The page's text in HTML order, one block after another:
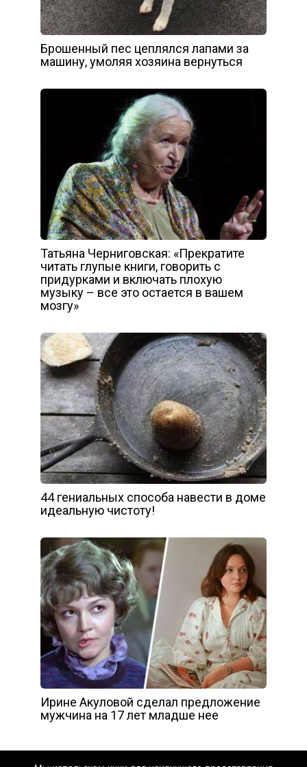
Брошенный пес цеплялся лапами за
машину, умоляя хозяина вернуться
Татьяна Черниговская: «Прекратите
читать глупые книги, говорить с
придурками и включать плохую
музыку – все это остается в вашем
мозгу»
44 гениальных способа навести в доме
идеальную чистоту!
Ирине Акуловой сделал предложение
мужчина на 17 лет младше нее